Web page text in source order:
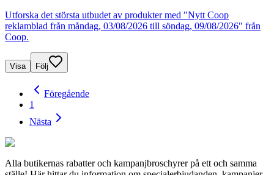
Utforska det största utbudet av produkter med "Nytt Coop
reklamblad från måndag, 03/08/2026 till söndag, 09/08/2026" från
Coop.
Visa Följ
Föregående
1
Nästa
Alla butikernas rabatter och kampanjbroschyrer på ett och samma